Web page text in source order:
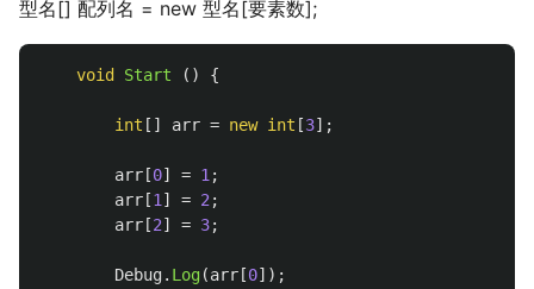
型名[] 配列名 = new 型名[要素数];
void Start () {
int [] arr = new int [3];
arr [0] = 1 ;
arr [1 ] = 2 ;
arr [2] = 3;
Debug. Log(arr [0]);